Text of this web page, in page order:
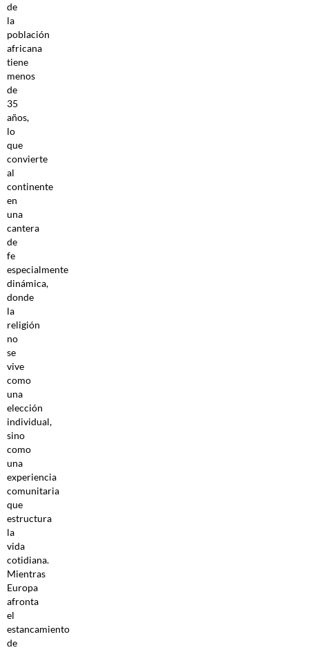
de
la
población
africana
tiene
menos
de
35
años,
lo
que
convierte
al
continente
en
una
cantera
de
fe
especialmente
dinámica,
donde
la
religión
no
se
vive
como
una
elección
individual,
sino
como
una
experiencia
comunitaria
que
estructura
la
vida
cotidiana.
Mientras
Europa
afronta
el
estancamiento
de